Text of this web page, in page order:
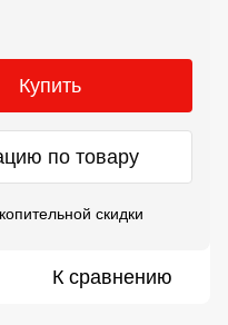
Купить
по товару
скидки
К сравнению